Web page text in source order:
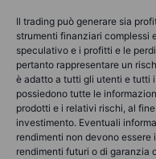
Il trading può generare sia
strumenti finanziari complessi
speculativo e i profitti e le
pertanto rappresentare un
è adatto a tutti gli utenti e tutti
possiedono tutte le
prodotti e i relativi rischi, al
investimento. Eventuali
rendimenti non devono
rendimenti futuri o di garanzia